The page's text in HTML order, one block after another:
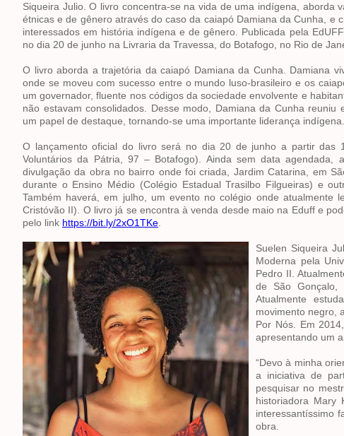
Siqueira Julio. O livro concentra-se na vida de uma indígena, aborda
étnicas e de gênero através do caso da caiapó Damiana da Cunha, e
interessados em história indígena e de gênero. Publicada pela
no dia 20 de junho na Livraria da Travessa, do Botafogo, no Rio de
O livro aborda a trajetória da caiapó Damiana da Cunha. Damiana
onde se moveu com sucesso entre o mundo luso-brasileiro e os
um governador, fluente nos códigos da sociedade envolvente e
não estavam consolidados. Desse modo, Damiana da Cunha
um papel de destaque, tornando-se uma importante liderança indígena.
O lançamento oficial do livro será no dia 20 de junho a partir das
Voluntários da Pátria, 97 – Botafogo). Ainda sem data agendada,
divulgação da obra no bairro onde foi criada, Jardim Catarina, em
durante o Ensino Médio (Colégio Estadual Trasilbo Filgueiras) e
Também haverá, em julho, um evento no colégio onde atualmente
Cristóvão II). O livro já se encontra à venda desde maio na Eduff e
pelo link https://bit.ly/2xO1TKe
Suelen Siqueira
Moderna pela
Pedro II.
de São Gonçalo,
Atualmente
movimento negro,
Por Nós. Em
apresentando um
“Devo à minha
a iniciativa de
pesquisar no
historiadora Mary
interessantíssimo
obra.